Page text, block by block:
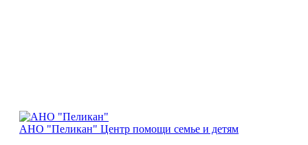
АНО "Пеликан" Центр помощи семье и детям